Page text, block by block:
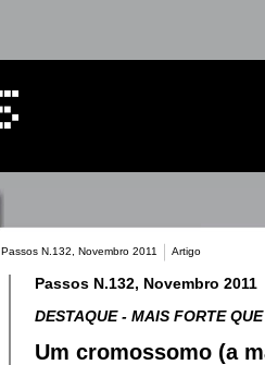
Passos N.132, Novembro 2011 Artigo
Passos N.132, Novembro 2011
DESTAQUE - MAIS FORTE
Um cromossomo (a